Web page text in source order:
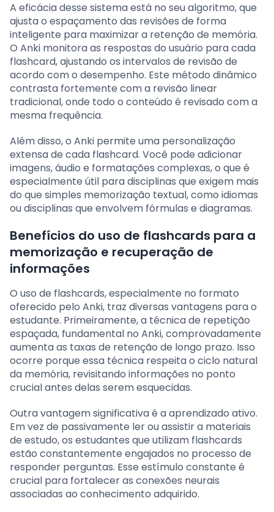
A eficácia desse sistema está no seu algoritmo, que
ajusta o espaçamento das revisões de forma
inteligente para maximizar a retenção de memória.
O Anki monitora as respostas do usuário para cada
flashcard, ajustando os intervalos de revisão de
acordo com o desempenho. Este método dinâmico
contrasta fortemente com a revisão linear
tradicional, onde todo o conteúdo é revisado com a
mesma frequência.
Além disso, o Anki permite uma personalização
extensa de cada flashcard. Você pode adicionar
imagens, áudio e formatações complexas, o que é
especialmente útil para disciplinas que exigem mais
do que simples memorização textual, como idiomas
ou disciplinas que envolvem fórmulas e diagramas.
Benefícios do uso de flashcards para a
memorização e recuperação de
informações
O uso de flashcards, especialmente no formato
oferecido pelo Anki, traz diversas vantagens para o
estudante. Primeiramente, a técnica de repetição
espaçada, fundamental no Anki, comprovadamente
aumenta as taxas de retenção de longo prazo. Isso
ocorre porque essa técnica respeita o ciclo natural
da memória, revisitando informações no ponto
crucial antes delas serem esquecidas.
Outra vantagem significativa é a aprendizado ativo.
Em vez de passivamente ler ou assistir a materiais
de estudo, os estudantes que utilizam flashcards
estão constantemente engajados no processo de
responder perguntas. Esse estímulo constante é
crucial para fortalecer as conexões neurais
associadas ao conhecimento adquirido.